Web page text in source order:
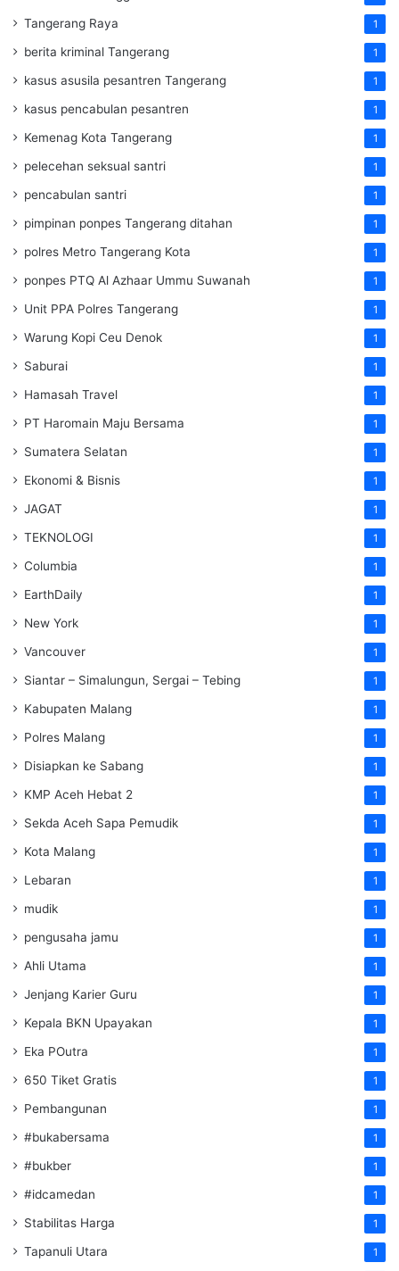
Tangerang Raya 1
berita kriminal Tangerang 1
kasus asusila pesantren Tangerang 1
kasus pencabulan pesantren 1
Kemenag Kota Tangerang 1
pelecehan seksual santri 1
pencabulan santri 1
pimpinan ponpes Tangerang ditahan 1
polres Metro Tangerang Kota 1
ponpes PTQ Al Azhaar Ummu Suwanah 1
Unit PPA Polres Tangerang 1
Warung Kopi Ceu Denok 1
Saburai 1
Hamasah Travel 1
PT Haromain Maju Bersama 1
Sumatera Selatan 1
Ekonomi & Bisnis 1
JAGAT 1
TEKNOLOGI 1
Columbia 1
EarthDaily 1
New York 1
Vancouver 1
Siantar – Simalungun, Sergai – Tebing 1
Kabupaten Malang 1
Polres Malang 1
Disiapkan ke Sabang 1
KMP Aceh Hebat 2 1
Sekda Aceh Sapa Pemudik 1
Kota Malang 1
Lebaran 1
mudik 1
pengusaha jamu 1
Ahli Utama 1
Jenjang Karier Guru 1
Kepala BKN Upayakan 1
Eka POutra 1
650 Tiket Gratis 1
Pembangunan 1
#bukabersama 1
#bukber 1
#idcamedan 1
Stabilitas Harga 1
Tapanuli Utara 1